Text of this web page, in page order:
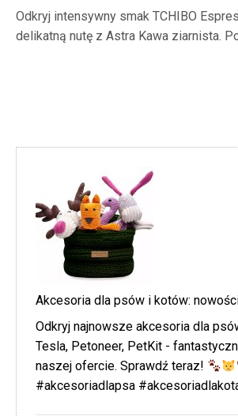
Odkryj intensywny smak TCHIBO
delikatną nutę z Astra Kawa ziarnista.
Akcesoria dla psów i kotów:
Odkryj najnowsze akcesoria dla
Tesla, Petoneer, PetKit -
naszej ofercie. Sprawdź teraz!
#akcesoriadlapsa